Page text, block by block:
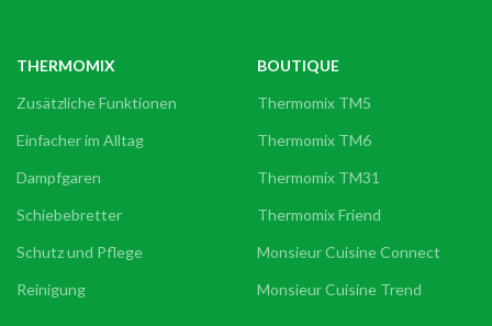
THERMOMIX
Zusätzliche Funktionen
Einfacher im Alltag
Dampfgaren
Schiebebretter
Schutz und Pflege
Reinigung
BOUTIQUE
Thermomix TM5
Thermomix TM6
Thermomix TM31
Thermomix Friend
Monsieur Cuisine Connect
Monsieur Cuisine Trend